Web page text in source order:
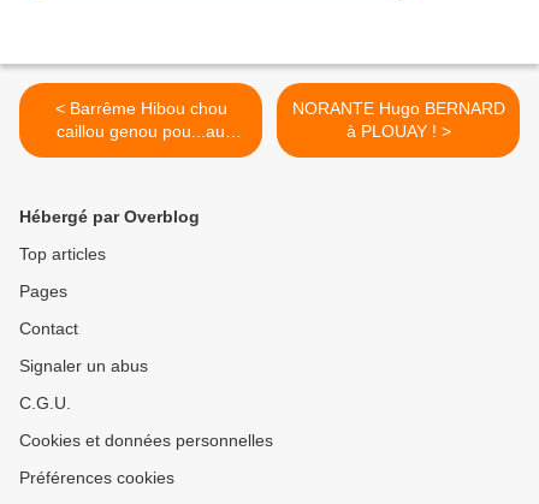
< Barrême Hibou chou
caillou genou pou...au
pluriel ça prend un "x"
NORANTE Hugo BERNARD
à PLOUAY ! >
Hébergé par Overblog
Top articles
Pages
Contact
Signaler un abus
C.G.U.
Cookies et données personnelles
Préférences cookies